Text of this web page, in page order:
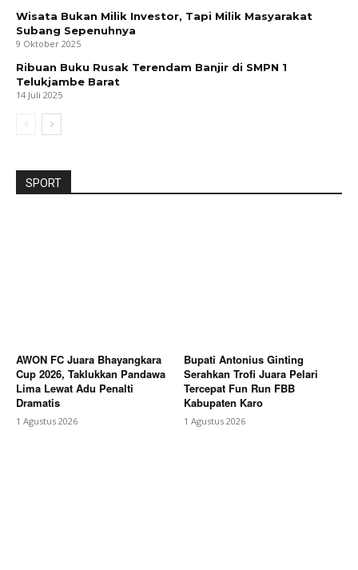
Wisata Bukan Milik Investor, Tapi Milik Masyarakat
Subang Sepenuhnya
9 Oktober 2025
Ribuan Buku Rusak Terendam Banjir di SMPN 1
Telukjambe Barat
14 Juli 2025
SPORT
AWON FC Juara Bhayangkara
Cup 2026, Taklukkan Pandawa
Lima Lewat Adu Penalti
Dramatis
1 Agustus 2026
Bupati Antonius Ginting
Serahkan Trofi Juara Pelari
Tercepat Fun Run FBB
Kabupaten Karo
1 Agustus 2026